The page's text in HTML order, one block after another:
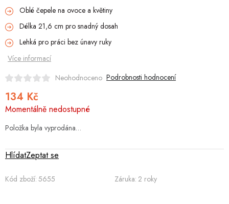
Půjčovna Kontaktuje nás
Obchodní podmínky
Vrácení a reklamace
Podmínky ochrany osobních údajů
Obchodní podmínky pro podnikatele
Zásady používání cookies
134 Kč
cena:
Položka byla vyprodána…
Momentálně nedostupné
Kód zboží: 5655 Záruka: 2 roky
Zeptat se
Hlídat
Oblé čepele na ovoce a květiny
Délka 21,6 cm pro snadný dosah
Lehká pro práci bez únavy ruky
Více informací
Neohodnoceno Podrobnosti hodnocení